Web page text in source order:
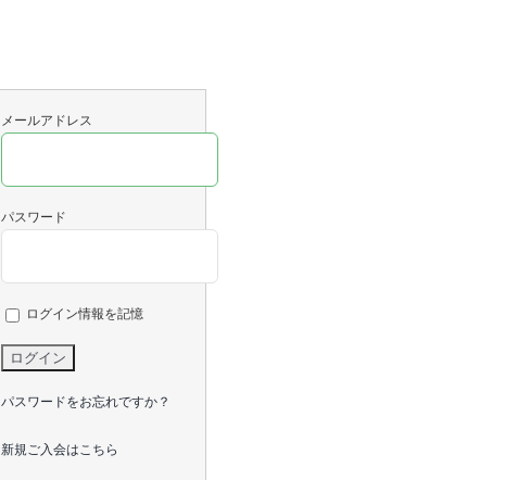
メールアドレス
パスワード
ログイン情報を記憶
パスワードをお忘れですか？
新規ご入会はこちら